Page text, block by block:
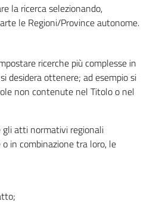
la ricerca selezionando,
le Regioni/Province autonome.
ricerche più complesse in
desidera ottenere; ad esempio si
non contenute nel Titolo o nel
gli atti normativi regionali
in combinazione tra loro, le